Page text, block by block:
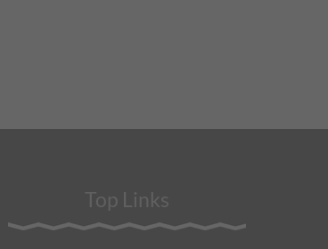
Top Links